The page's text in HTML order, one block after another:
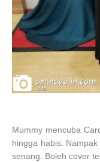
Mummy mencuba
hingga habis.
senang. Boleh cover